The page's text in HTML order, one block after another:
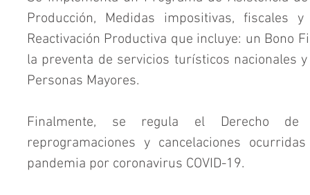
Producción, Medidas impositivas, fiscales
Reactivación Productiva que incluye: un Bono
la preventa de servicios turísticos nacionales
Personas Mayores.
Finalmente, se regula el Derecho de
reprogramaciones y cancelaciones
pandemia por coronavirus COVID-19.